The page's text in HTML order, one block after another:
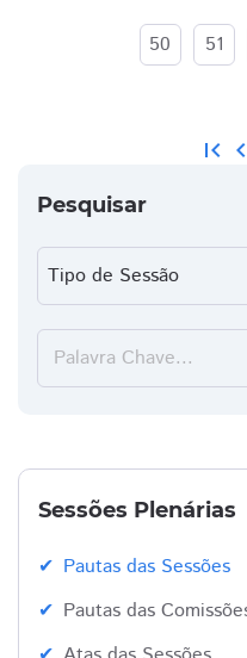
first_page chevron_left
50 51
Pesquisar
Palavra Chave...
Sessões Plenárias
Pautas das Sessões
Pautas das